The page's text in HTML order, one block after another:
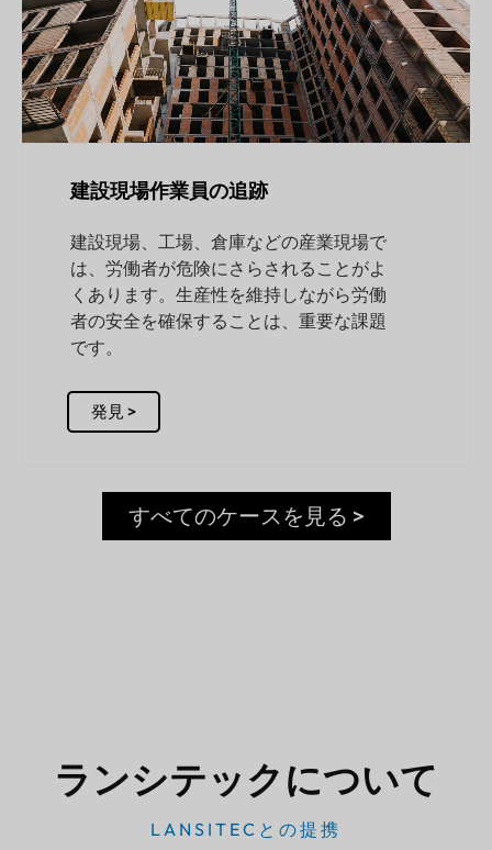
建設現場作業員の追跡
建設現場、工場、倉庫などの産業現場で
は、労働者が危険にさらされることがよ
くあります。生産性を維持しながら労働
者の安全を確保することは、重要な課題
です。
発見 >
すべてのケースを見る >
ランシテックについて
LANSITECとの提携